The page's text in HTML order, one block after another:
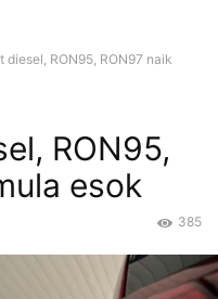
diesel, RON95, RON97 naik
RON95,
esok
385